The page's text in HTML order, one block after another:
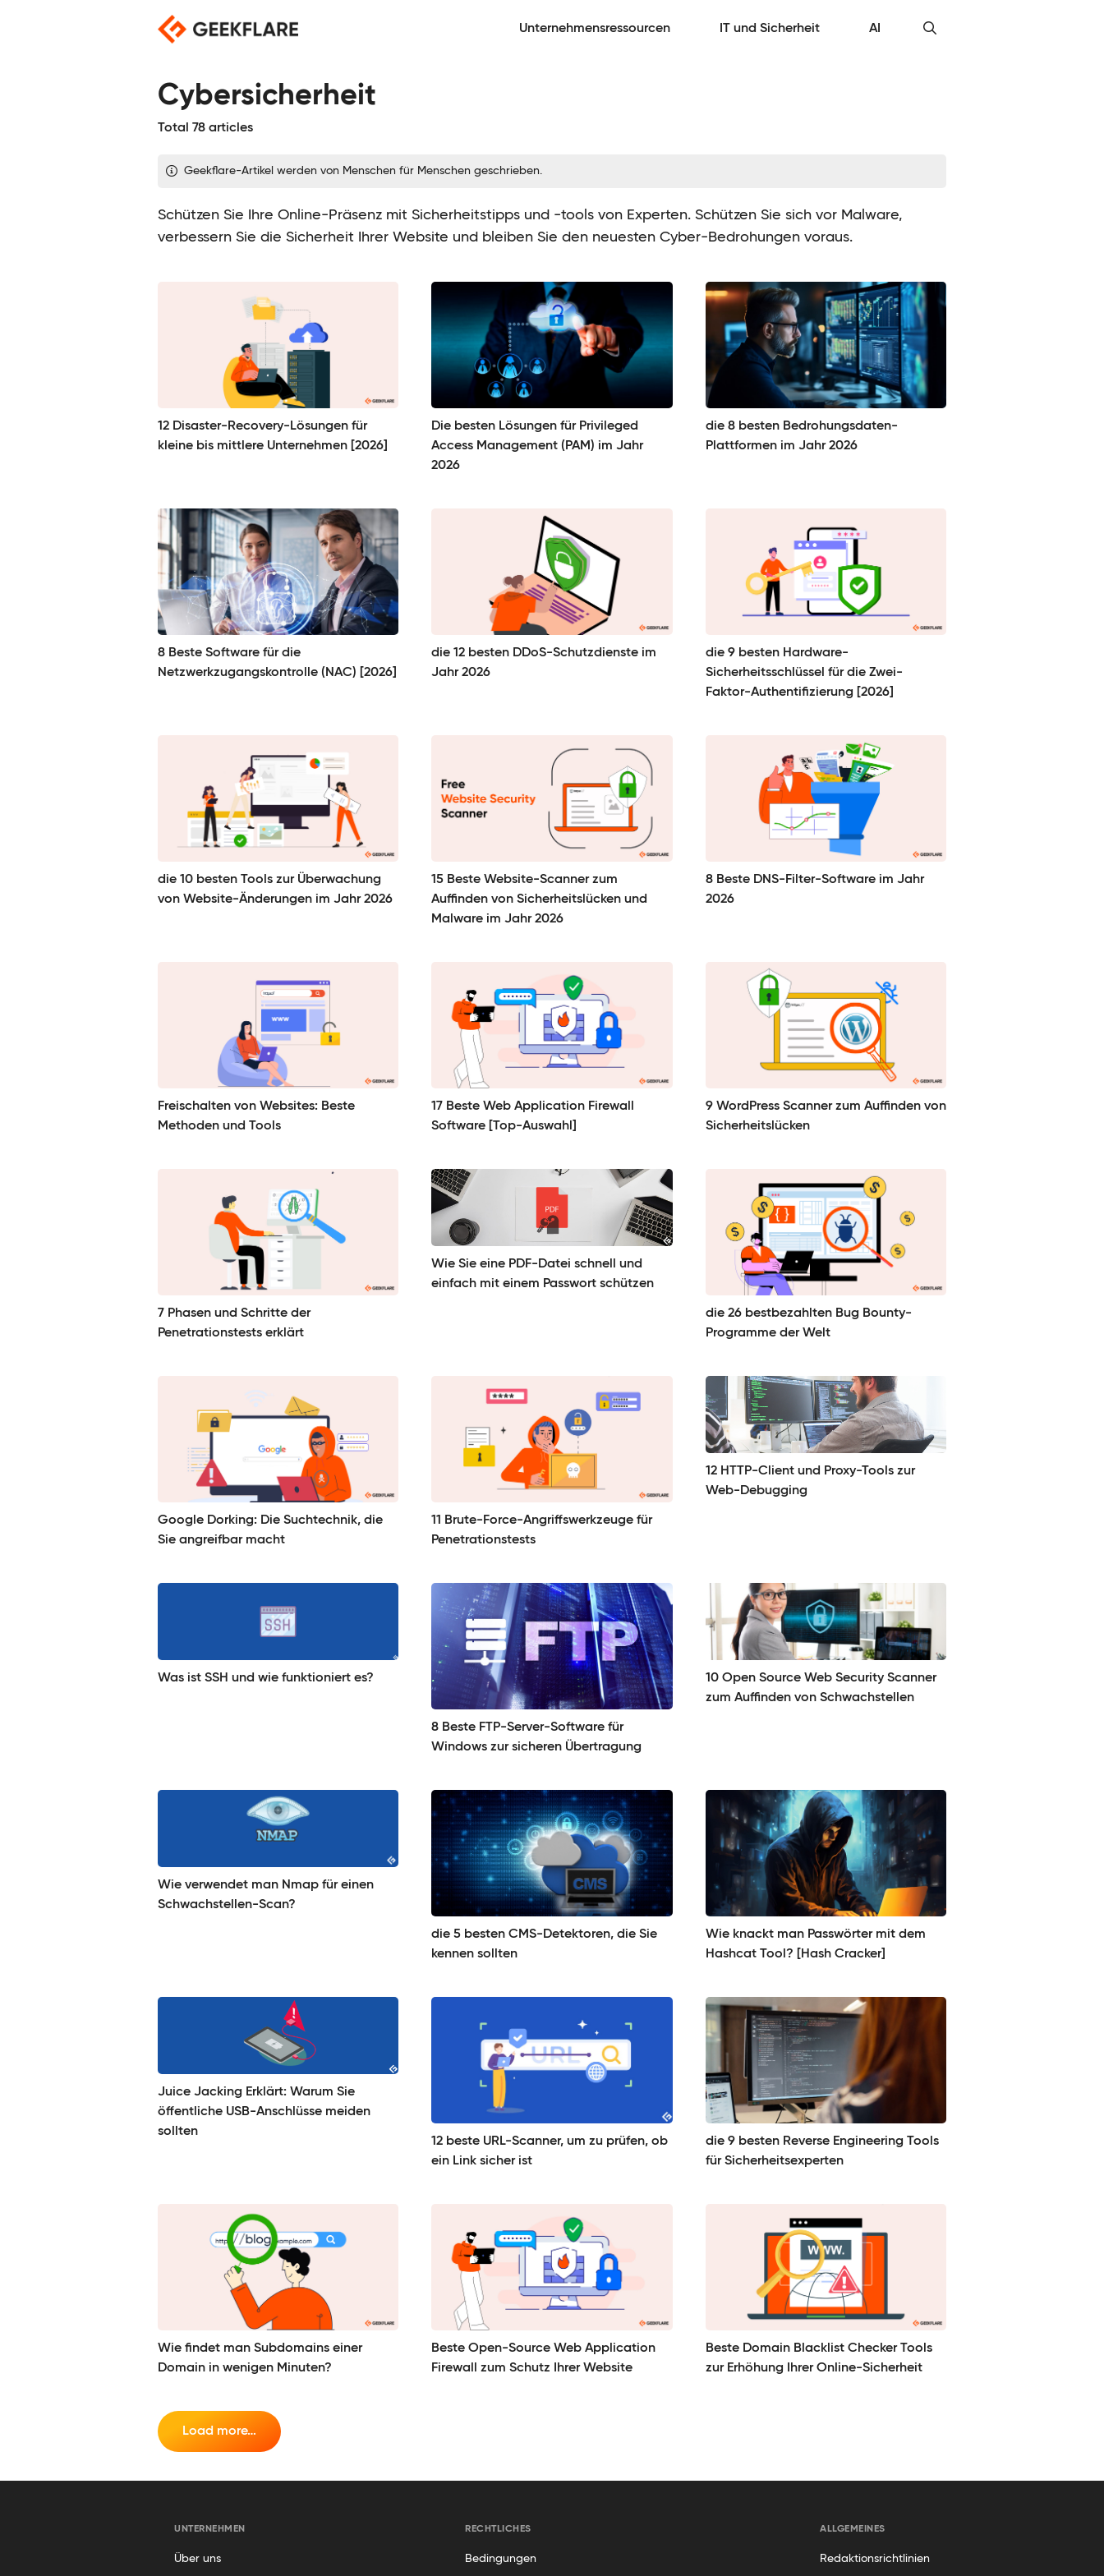
Unternehmensressourcen IT und Sicherheit AI
Cybersicherheit
Total 78 articles
Geekflare-Artikel werden von Menschen für Menschen geschrieben.
Schützen Sie Ihre Online-Präsenz mit Sicherheitstipps und -tools von Experten. Schützen Sie sich vor Malware,
verbessern Sie die Sicherheit Ihrer Website und bleiben Sie den neuesten Cyber-Bedrohungen voraus.
12 Disaster-Recovery-Lösungen für
kleine bis mittlere Unternehmen [2026]
Die besten Lösungen für Privileged
Access Management (PAM) im Jahr
2026
die 8 besten Bedrohungsdaten-
Plattformen im Jahr 2026
8 Beste Software für die
Netzwerkzugangskontrolle (NAC) [2026]
die 12 besten DDoS-Schutzdienste im
Jahr 2026
die 9 besten Hardware-
Sicherheitsschlüssel für die Zwei-
Faktor-Authentifizierung [2026]
die 10 besten Tools zur Überwachung
von Website-Änderungen im Jahr 2026
15 Beste Website-Scanner zum
Auffinden von Sicherheitslücken und
Malware im Jahr 2026
8 Beste DNS-Filter-Software im Jahr
2026
Freischalten von Websites: Beste
Methoden und Tools
17 Beste Web Application Firewall
Software [Top-Auswahl]
9 WordPress Scanner zum Auffinden von
Sicherheitslücken
7 Phasen und Schritte der
Penetrationstests erklärt
Wie Sie eine PDF-Datei schnell und
einfach mit einem Passwort schützen
die 26 bestbezahlten Bug Bounty-
Programme der Welt
Google Dorking: Die Suchtechnik, die
Sie angreifbar macht
11 Brute-Force-Angriffswerkzeuge für
Penetrationstests
12 HTTP-Client und Proxy-Tools zur
Web-Debugging
Was ist SSH und wie funktioniert es?
8 Beste FTP-Server-Software für
Windows zur sicheren Übertragung
10 Open Source Web Security Scanner
zum Auffinden von Schwachstellen
Wie verwendet man Nmap für einen
Schwachstellen-Scan?
die 5 besten CMS-Detektoren, die Sie
kennen sollten
Wie knackt man Passwörter mit dem
Hashcat Tool? [Hash Cracker]
Juice Jacking Erklärt: Warum Sie
öffentliche USB-Anschlüsse meiden
sollten
12 beste URL-Scanner, um zu prüfen, ob
ein Link sicher ist
die 9 besten Reverse Engineering Tools
für Sicherheitsexperten
Wie findet man Subdomains einer
Domain in wenigen Minuten?
Beste Open-Source Web Application
Firewall zum Schutz Ihrer Website
Beste Domain Blacklist Checker Tools
zur Erhöhung Ihrer Online-Sicherheit
Load more…
UNTERNEHMEN
Über uns
RECHTLICHES
Bedingungen
ALLGEMEINES
Redaktionsrichtlinien